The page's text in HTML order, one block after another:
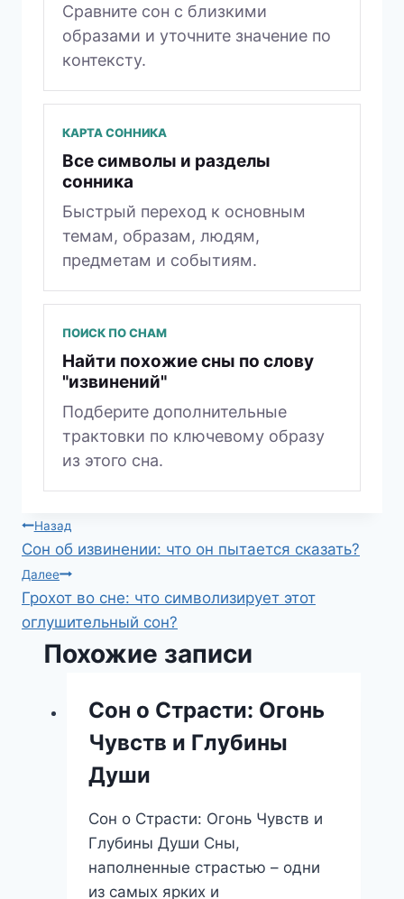
Сравните сон с близкими
образами и уточните значение по
контексту.
КАРТА СОННИКА
Все символы и разделы
сонника
Быстрый переход к основным
темам, образам, людям,
предметам и событиям.
ПОИСК ПО СНАМ
Найти похожие сны по слову
"извинений"
Подберите дополнительные
трактовки по ключевому образу
из этого сна.
Навигация
по
записям
Назад
Сон об извинении: что он пытается сказать?
Далее
Грохот во сне: что символизирует этот
оглушительный сон?
Похожие записи
Сон о Страсти: Огонь
Чувств и Глубины
Души
Сон о Страсти: Огонь Чувств и
Глубины Души Сны,
наполненные страстью – одни
из самых ярких и